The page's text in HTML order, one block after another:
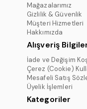
Mağazalarımız
Gizlilik & Güvenlik
Müşteri Hizmetleri
Hakkımızda
Alışveriş
İade ve Değişim
Çerez (Cookie)
Mesafeli Satış
Üyelik İşlemleri
Kategoriler